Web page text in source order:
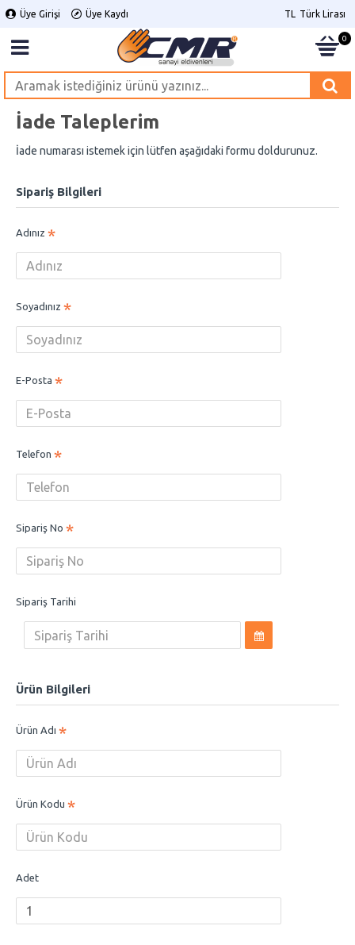
Üye Girişi Üye Kaydı TL Türk Lirası
0
İade Taleplerim
İade numarası istemek için lütfen aşağıdaki formu doldurunuz.
Sipariş Bilgileri
Adınız
Soyadınız
E-Posta
Telefon
Sipariş No
Sipariş Tarihi
Ürün Bilgileri
Ürün Adı
Ürün Kodu
Adet